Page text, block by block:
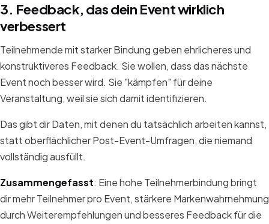
3. Feedback, das dein Event wirklich
verbessert
Teilnehmende mit starker Bindung geben ehrlicheres und
konstruktiveres Feedback. Sie wollen, dass das nächste
Event noch besser wird. Sie "kämpfen" für deine
Veranstaltung, weil sie sich damit identifizieren.
Das gibt dir Daten, mit denen du tatsächlich arbeiten kannst,
statt oberflächlicher Post-Event-Umfragen, die niemand
vollständig ausfüllt.
Zusammengefasst: Eine hohe Teilnehmerbindung bringt
dir mehr Teilnehmer pro Event, stärkere Markenwahrnehmung
durch Weiterempfehlungen und besseres Feedback für die